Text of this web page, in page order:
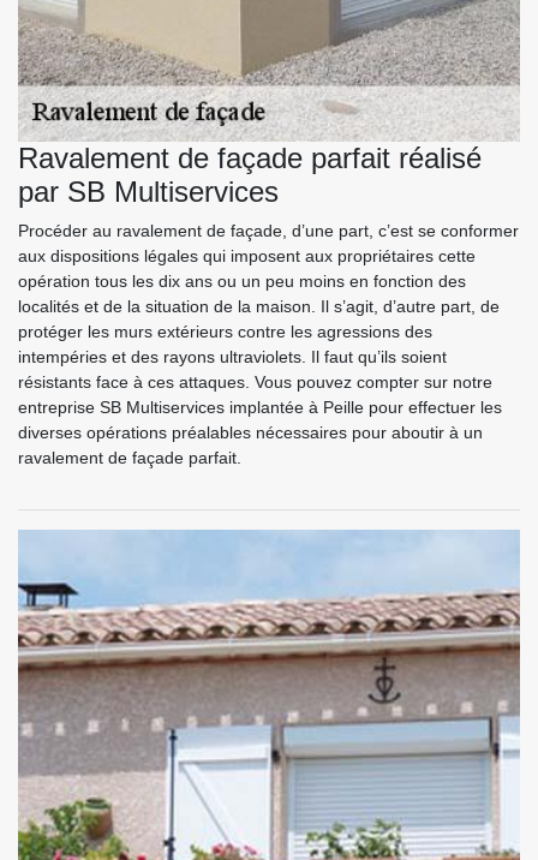
Ravalement de façade parfait réalisé
par SB Multiservices
Procéder au ravalement de façade, d’une part, c’est se conformer
aux dispositions légales qui imposent aux propriétaires cette
opération tous les dix ans ou un peu moins en fonction des
localités et de la situation de la maison. Il s’agit, d’autre part, de
protéger les murs extérieurs contre les agressions des
intempéries et des rayons ultraviolets. Il faut qu’ils soient
résistants face à ces attaques. Vous pouvez compter sur notre
entreprise SB Multiservices implantée à Peille pour effectuer les
diverses opérations préalables nécessaires pour aboutir à un
ravalement de façade parfait.